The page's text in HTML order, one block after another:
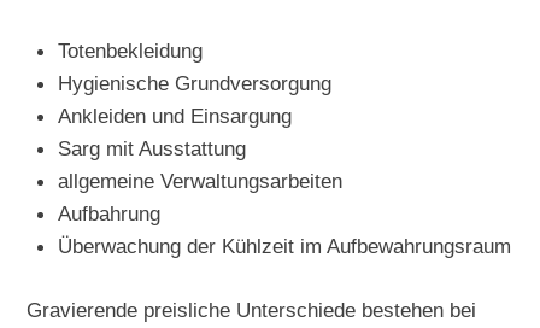
Totenbekleidung
Hygienische Grundversorgung
Ankleiden und Einsargung
Sarg mit Ausstattung
allgemeine Verwaltungsarbeiten
Aufbahrung
Überwachung der Kühlzeit im Aufbewahrungsraum
Gravierende preisliche Unterschiede bestehen bei